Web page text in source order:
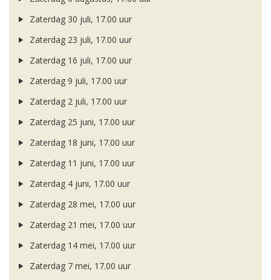
Zaterdag 30 juli, 17.00 uur
Zaterdag 23 juli, 17.00 uur
Zaterdag 16 juli, 17.00 uur
Zaterdag 9 juli, 17.00 uur
Zaterdag 2 juli, 17.00 uur
Zaterdag 25 juni, 17.00 uur
Zaterdag 18 juni, 17.00 uur
Zaterdag 11 juni, 17.00 uur
Zaterdag 4 juni, 17.00 uur
Zaterdag 28 mei, 17.00 uur
Zaterdag 21 mei, 17.00 uur
Zaterdag 14 mei, 17.00 uur
Zaterdag 7 mei, 17.00 uur